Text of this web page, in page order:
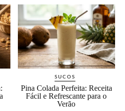
SUCOS
Pina Colada Perfeita: Receita
Fácil e Refrescante para o
Verão